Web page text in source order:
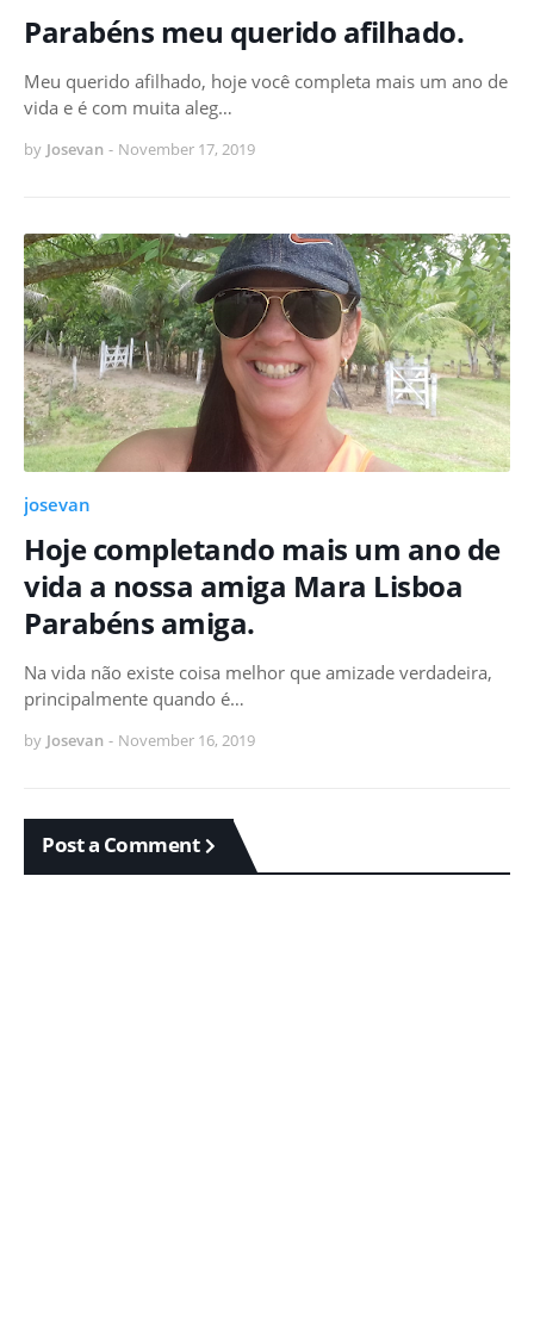
Parabéns meu querido afilhado.
Meu querido afilhado, hoje você completa mais um ano de
vida e é com muita aleg…
by Josevan - November 17, 2019
josevan
Hoje completando mais um ano de
vida a nossa amiga Mara Lisboa
Parabéns amiga.
Na vida não existe coisa melhor que amizade verdadeira,
principalmente quando é…
by Josevan - November 16, 2019
Post a Comment